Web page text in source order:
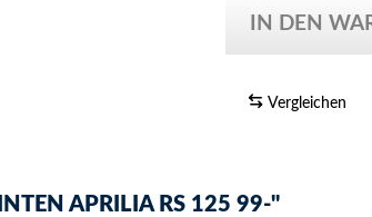
IN DEN
Vergleichen
APRILIA RS 125 99-"